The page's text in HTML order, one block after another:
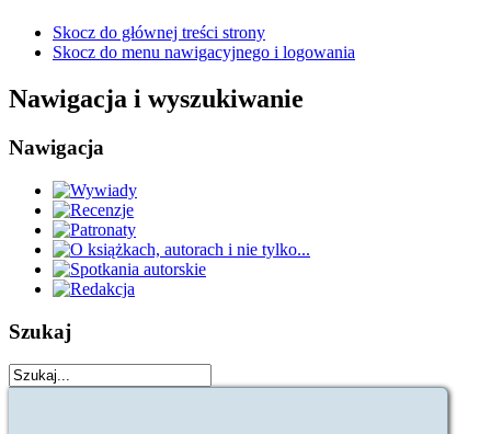
Skocz do głównej treści strony
Skocz do menu nawigacyjnego i logowania
Nawigacja i wyszukiwanie
Nawigacja
Szukaj